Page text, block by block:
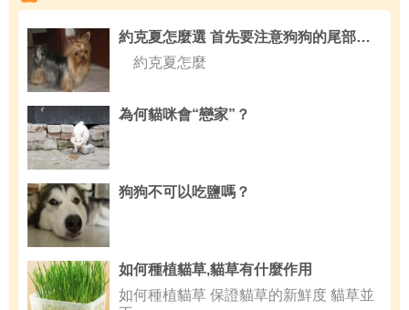
約克夏怎麼選 首先要注意狗狗的尾部下方
約克夏怎麼
為何貓咪會“戀家”？
狗狗不可以吃鹽嗎？
如何種植貓草,貓草有什麼作用
如何種植貓草 保證貓草的新鮮度 貓草並